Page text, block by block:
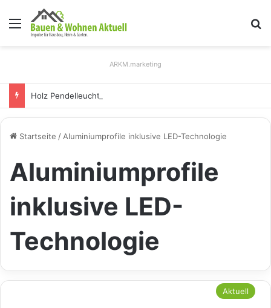
Menü
ARKM.marketing
Startseite / Aluminiumprofile inklusive LED-Technologie
Aluminiumprofile
inklusive LED-
Technologie
Aktuell